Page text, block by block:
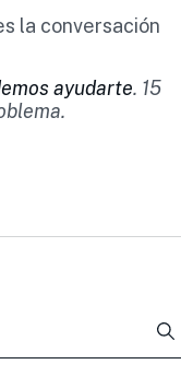
la conversación
ayudarte. 15